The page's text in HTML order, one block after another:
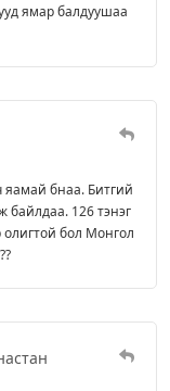
ямар балдуушаа
яамай бнаа. Битгий
126 тэнэг
олигтой бол Монгол